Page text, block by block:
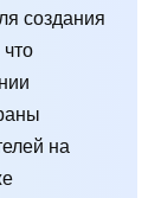
создания
на